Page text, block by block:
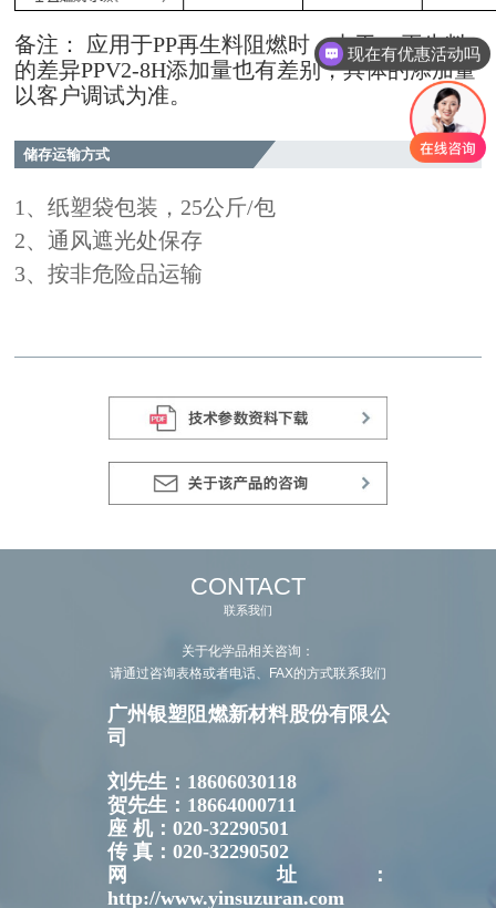
备注： 应用于PP再生料阻燃时，由于PP再生料
的差异PPV2-8H添加量也有差别，具体的添加量
以客户调试为准。
储存运输方式
1、纸塑袋包装，25公斤/包
2、通风遮光处保存
3、按非危险品运输
CONTACT
联系我们
关于化学品相关咨询：
请通过咨询表格或者电话、FAX的方式联系我们
广州银塑阻燃新材料股份有限公
司
刘先生：18606030118
贺先生：18664000711
座 机：020-32290501
传 真：020-32290502
网 址：
http://www.yinsuzuran.com
现在有优惠活动吗